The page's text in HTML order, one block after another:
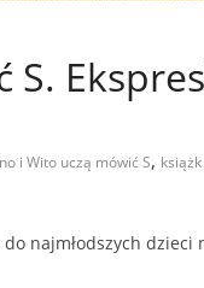
S.
i Wito uczą mówić S,
najmłodszych dzieci